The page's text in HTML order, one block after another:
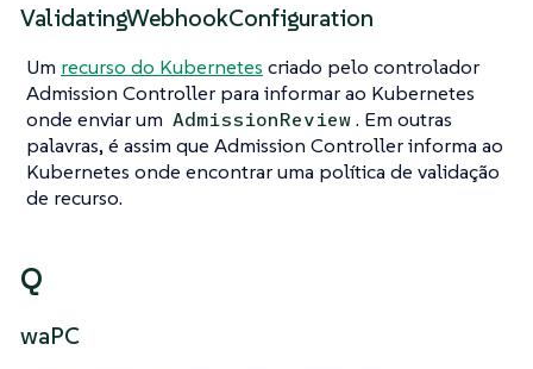
ValidatingWebhookConfiguration
Um recurso do Kubernetes criado pelo controlador
Admission Controller para informar ao Kubernetes
onde enviar um AdmissionReview. Em outras
palavras, é assim que Admission Controller informa ao
Kubernetes onde encontrar uma política de validação
de recurso.
Q
waPC